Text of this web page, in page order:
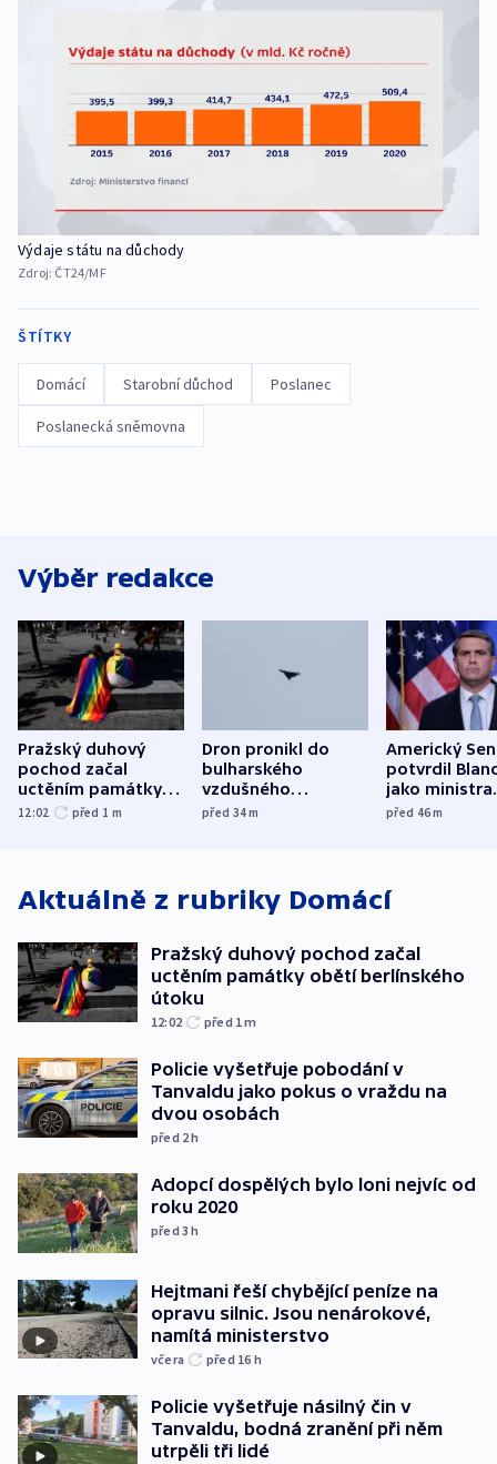
Výdaje státu na důchody
Zdroj: ČT24/MF
ŠTÍTKY
Domácí Starobní důchod Poslanec
Poslanecká sněmovna
Výběr redakce
Pražský duhový
pochod začal
uctěním památky
obětí berlínského
12:02 před 1 m
Dron pronikl do
bulharského
vzdušného
prostoru,
před 34m
Americký
potvrdil
jako ministra
před 46m
Aktuálně z rubriky Domácí
Pražský duhový pochod začal
uctěním památky obětí berlínského
útoku
12:02 před 1m
Policie vyšetřuje pobodání v
Tanvaldu jako pokus o vraždu na
dvou osobách
před 2h
Adopcí dospělých bylo loni nejvíc od
roku 2020
před 3h
Hejtmani řeší chybějící peníze na
opravu silnic. Jsou nenárokové,
namítá ministerstvo
včera před 16 h
Policie vyšetřuje násilný čin v
Tanvaldu, bodná zranění při něm
utrpěli tři lidé